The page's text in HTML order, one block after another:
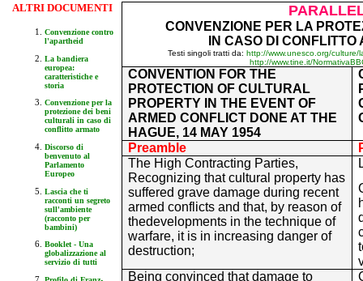
ALTRI DOCUMENTI
Convenzione contro
l'apartheid
La bandiera
europea:
caratteristiche e
storia
Convenzione per la
protezione dei beni
culturali in caso di
conflitto armato
Discorso di
benvenuto al
Parlamento
Europeo
Lascia che ti
racconti un segreto
sull'ambiente
(racconto per
bambini)
Booklet - Una
globalizzazione al
servizio di tutti
CONVENZIONE PER LA
IN CASO DI
Testi singoli tratti da: http://www.unesco.org/
http://www.tine.it/
CONVENTION FOR THE
PROTECTION OF CULTURAL
PROPERTY IN THE EVENT OF
ARMED CONFLICT DONE AT THE
HAGUE, 14 MAY 1954
Preamble
The High Contracting Parties,
Recognizing that cultural property has
suffered grave damage during recent
armed conflicts and that, by reason of
thedevelopments in the technique of
warfare, it is in increasing danger of
destruction;
Being convinced that damage to